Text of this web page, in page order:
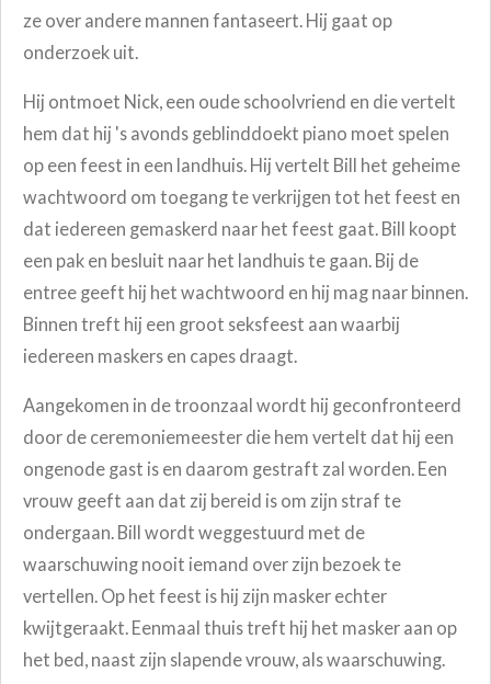
ze over andere mannen fantaseert. Hij gaat op
onderzoek uit.
Hij ontmoet Nick, een oude schoolvriend en die vertelt
hem dat hij 's avonds geblinddoekt piano moet spelen
op een feest in een landhuis. Hij vertelt Bill het geheime
wachtwoord om toegang te verkrijgen tot het feest en
dat iedereen gemaskerd naar het feest gaat. Bill koopt
een pak en besluit naar het landhuis te gaan. Bij de
entree geeft hij het wachtwoord en hij mag naar binnen.
Binnen treft hij een groot seksfeest aan waarbij
iedereen maskers en capes draagt.
Aangekomen in de troonzaal wordt hij geconfronteerd
door de ceremoniemeester die hem vertelt dat hij een
ongenode gast is en daarom gestraft zal worden. Een
vrouw geeft aan dat zij bereid is om zijn straf te
ondergaan. Bill wordt weggestuurd met de
waarschuwing nooit iemand over zijn bezoek te
vertellen. Op het feest is hij zijn masker echter
kwijtgeraakt. Eenmaal thuis treft hij het masker aan op
het bed, naast zijn slapende vrouw, als waarschuwing.